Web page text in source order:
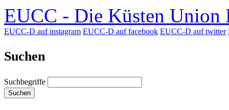
EUCC - Die Küsten Union
EUCC-D auf instagram EUCC-D auf facebook EUCC-D auf twitter
Suchen
Suchbegriffe
Suchen